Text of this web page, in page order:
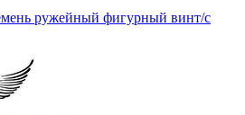
ружейный фигурный винт/с